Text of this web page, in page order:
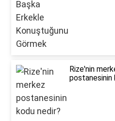
Rize'nin
postanesinin